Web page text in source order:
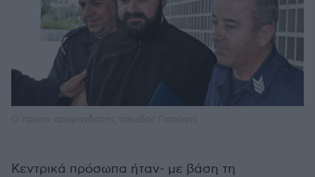
Κεντρικά πρόσωπα ήταν- με βάση τη